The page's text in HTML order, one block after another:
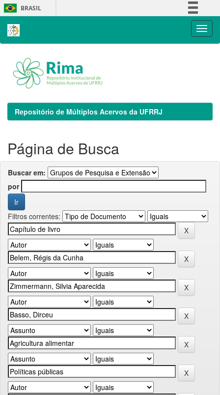
Skip
navigation
BRASIL
Repositório de Múltiplos Acervos da UFRRJ
Página de Busca
Buscar em:
por
Filtros correntes: